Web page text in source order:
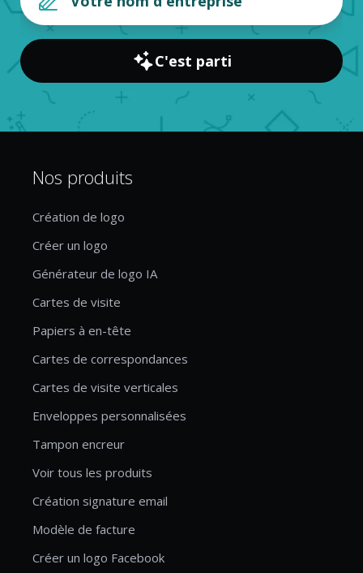
C'est parti
Nos produits
Création de logo
Créer un logo
Générateur de logo IA
Cartes de visite
Papiers à en-tête
Cartes de correspondances
Cartes de visite verticales
Enveloppes personnalisées
Tampon encreur
Voir tous les produits
Création signature email
Modèle de facture
Créer un logo Facebook